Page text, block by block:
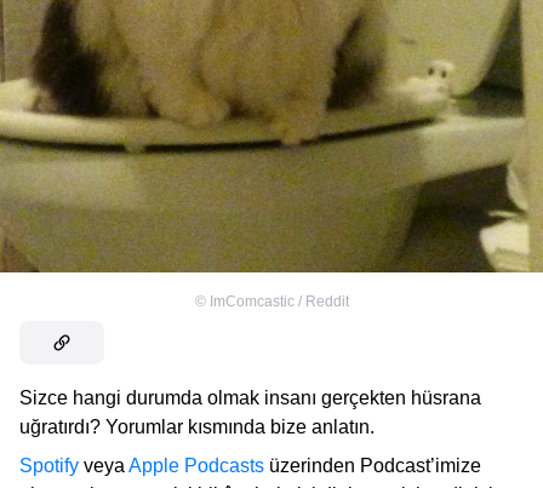
© ImComcastic / Reddit
Sizce hangi durumda olmak insanı gerçekten hüsrana
uğratırdı? Yorumlar kısmında bize anlatın.
Spotify veya Apple Podcasts üzerinden Podcast’imize